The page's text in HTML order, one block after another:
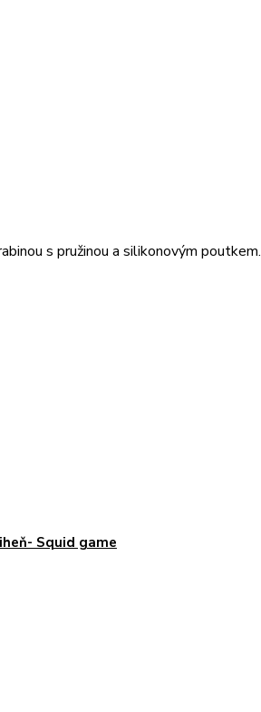
s pružinou a silikonovým poutkem.
Squid game